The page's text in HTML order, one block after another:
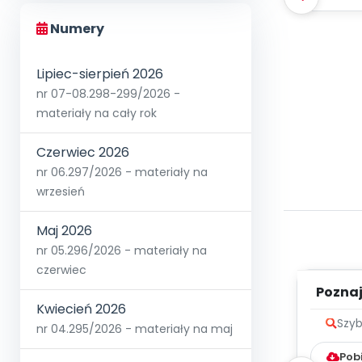
Numery
Lipiec-sierpień 2026
nr 07-08.298-299/2026 -
materiały na cały rok
Czerwiec 2026
nr 06.297/2026 - materiały na
wrzesień
Maj 2026
nr 05.296/2026 - materiały na
czerwiec
Kwiecień 2026
nr 04.295/2026 - materiały na maj